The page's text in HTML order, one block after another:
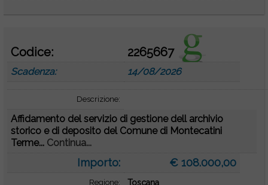
Codice: 2265667
Scadenza: 14/08/2026
Descrizione:
Affidamento del servizio di gestione dell archivio
storico e di deposito del Comune di Montecatini
Terme... Continua...
Importo: € 108.000,00
Regione: Toscana